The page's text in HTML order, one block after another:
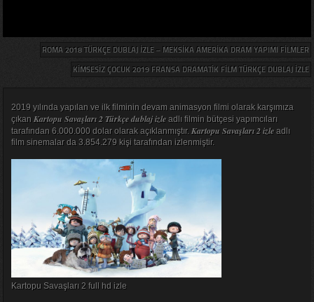
ROMA 2018 TÜRKÇE DUBLAJ IZLE – MEKSIKA AMERIKA DRAM YAPIMI FILMLER
KIMSESIZ ÇOCUK 2019 FRANSA DRAMATIK FILM TÜRKÇE DUBLAJ IZLE
2019 yılında yapılan ve ilk filminin devam animasyon filmi olarak karşımıza
çıkan Kartopu Savaşları 2 Türkçe dublaj izleadlı filmin bütçesi yapımcıları
tarafından 6.000.000 dolar olarak açıklanmıştır. Kartopu Savaşları 2 izleadlı
film sinemalar da 3.854.279 kişi tarafından izlenmiştir.
Kartopu Savaşları 2 full hd izle